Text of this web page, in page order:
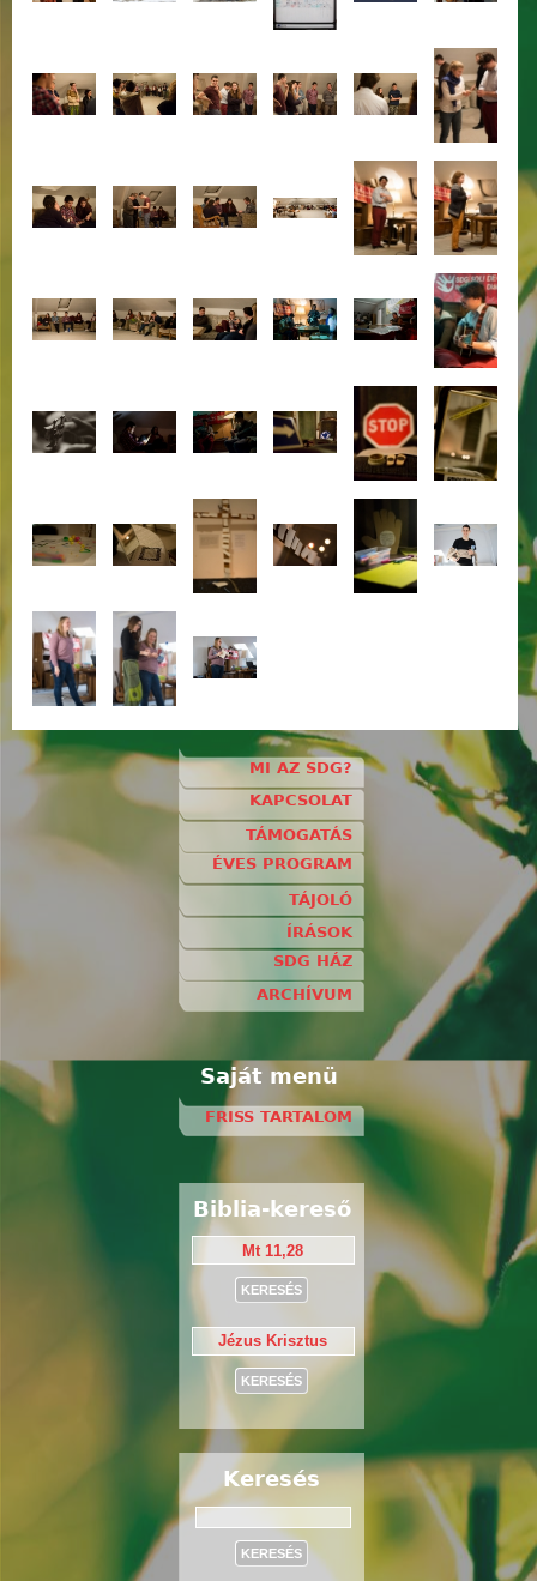
MI AZ SDG?
KAPCSOLAT
TÁMOGATÁS
ÉVES PROGRAM
TÁJOLÓ
ÍRÁSOK
SDG HÁZ
ARCHÍVUM
Saját menü
FRISS TARTALOM
Biblia-kereső
Keresés
Keresés